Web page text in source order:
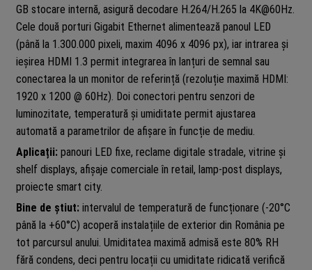
GB stocare internă, asigură decodare H.264/H.265 la 4K@60Hz.
Cele două porturi Gigabit Ethernet alimentează panoul LED
(până la 1.300.000 pixeli, maxim 4096 x 4096 px), iar intrarea și
ieșirea HDMI 1.3 permit integrarea în lanțuri de semnal sau
conectarea la un monitor de referință (rezoluție maximă HDMI:
1920 x 1200 @ 60Hz). Doi conectori pentru senzori de
luminozitate, temperatură și umiditate permit ajustarea
automată a parametrilor de afișare în funcție de mediu.
Aplicații:panouri LED fixe, reclame digitale stradale, vitrine și
shelf displays, afișaje comerciale în retail, lamp-post displays,
proiecte smart city.
Bine de știut:intervalul de temperatură de funcționare (-20°C
până la +60°C) acoperă instalațiile de exterior din România pe
tot parcursul anului. Umiditatea maximă admisă este 80% RH
fără condens, deci pentru locații cu umiditate ridicată verifică